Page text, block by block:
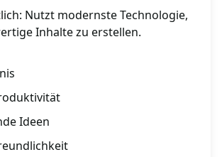
Nutzt modernste Technologie,
Inhalte zu erstellen.
Ideen